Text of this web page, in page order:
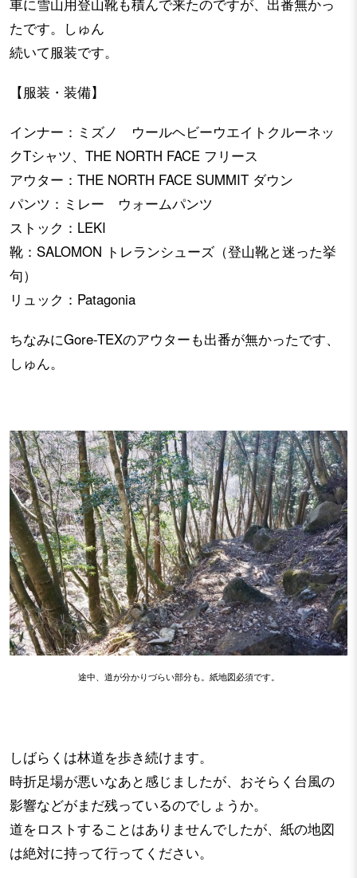
車に雪山用登山靴も積んで来たのですが、出番無かっ
たです。しゅん
続いて服装です。
【服装・装備】
インナー：ミズノ ウールヘビーウエイトクルーネッ
クTシャツ、THE NORTH FACE フリース
アウター：THE NORTH FACE SUMMIT ダウン
パンツ：ミレー ウォームパンツ
ストック：LEKI
靴：SALOMON トレランシューズ（登山靴と迷った挙
句）
リュック：Patagonia
ちなみにGore-TEXのアウターも出番が無かったです、
しゅん。
途中、道が分かりづらい部分も。紙地図必須です。
しばらくは林道を歩き続けます。
時折足場が悪いなあと感じましたが、おそらく台風の
影響などがまだ残っているのでしょうか。
道をロストすることはありませんでしたが、紙の地図
は絶対に持って行ってください。